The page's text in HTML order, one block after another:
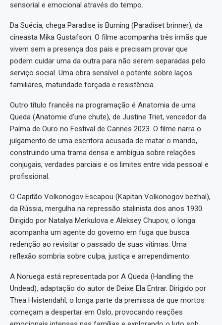
sensorial e emocional através do tempo.
Da Suécia, chega Paradise is Burning (Paradiset brinner), da
cineasta Mika Gustafson. O filme acompanha três irmãs que
vivem sem a presença dos pais e precisam provar que
podem cuidar uma da outra para não serem separadas pelo
serviço social. Uma obra sensível e potente sobre laços
familiares, maturidade forçada e resistência.
Outro título francês na programação é Anatomia de uma
Queda (Anatomie d’une chute), de Justine Triet, vencedor da
Palma de Ouro no Festival de Cannes 2023. O filme narra o
julgamento de uma escritora acusada de matar o marido,
construindo uma trama densa e ambígua sobre relações
conjugais, verdades parciais e os limites entre vida pessoal e
profissional.
O Capitão Volkonogov Escapou (Kapitan Volkonogov bezhal),
da Rússia, mergulha na repressão stalinista dos anos 1930.
Dirigido por Natalya Merkulova e Aleksey Chupov, o longa
acompanha um agente do governo em fuga que busca
redenção ao revisitar o passado de suas vítimas. Uma
reflexão sombria sobre culpa, justiça e arrependimento.
A Noruega está representada por A Queda (Handling the
Undead), adaptação do autor de Deixe Ela Entrar. Dirigido por
Thea Hvistendahl, o longa parte da premissa de que mortos
começam a despertar em Oslo, provocando reações